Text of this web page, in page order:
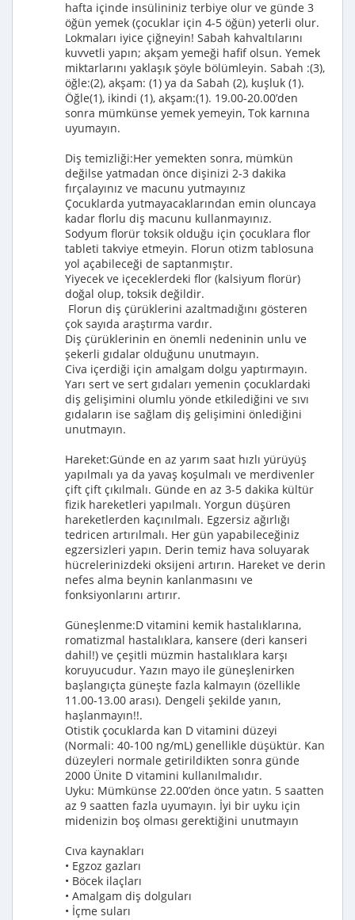
hafta içinde insülininiz terbiye olur ve günde 3
öğün yemek (çocuklar için 4-5 öğün) yeterli olur.
Lokmaları iyice çiğneyin! Sabah kahvaltılarını
kuvvetli yapın; akşam yemeği hafif olsun. Yemek
miktarlarını yaklaşık şöyle bölümleyin. Sabah :(3),
öğle:(2), akşam: (1) ya da Sabah (2), kuşluk (1).
Öğle(1), ikindi (1), akşam:(1). 19.00-20.00’den
sonra mümkünse yemek yemeyin, Tok karnına
uyumayın.
Diş temizliği:Her yemekten sonra, mümkün
değilse yatmadan önce dişinizi 2-3 dakika
fırçalayınız ve macunu yutmayınız
Çocuklarda yutmayacaklarından emin oluncaya
kadar florlu diş macunu kullanmayınız.
Sodyum florür toksik olduğu için çocuklara flor
tableti takviye etmeyin. Florun otizm tablosuna
yol açabileceği de saptanmıştır.
Yiyecek ve içeceklerdeki flor (kalsiyum florür)
doğal olup, toksik değildir.
Florun diş çürüklerini azaltmadığını gösteren
çok sayıda araştırma vardır.
Diş çürüklerinin en önemli nedeninin unlu ve
şekerli gıdalar olduğunu unutmayın.
Civa içerdiği için amalgam dolgu yaptırmayın.
Yarı sert ve sert gıdaları yemenin çocuklardaki
diş gelişimini olumlu yönde etkilediğini ve sıvı
gıdaların ise sağlam diş gelişimini önlediğini
unutmayın.
Hareket:Günde en az yarım saat hızlı yürüyüş
yapılmalı ya da yavaş koşulmalı ve merdivenler
çift çift çıkılmalı. Günde en az 3-5 dakika kültür
fizik hareketleri yapılmalı. Yorgun düşüren
hareketlerden kaçınılmalı. Egzersiz ağırlığı
tedricen artırılmalı. Her gün yapabileceğiniz
egzersizleri yapın. Derin temiz hava soluyarak
hücrelerinizdeki oksijeni artırın. Hareket ve derin
nefes alma beynin kanlanmasını ve
fonksiyonlarını artırır.
Güneşlenme:D vitamini kemik hastalıklarına,
romatizmal hastalıklara, kansere (deri kanseri
dahil!) ve çeşitli müzmin hastalıklara karşı
koruyucudur. Yazın mayo ile güneşlenirken
başlangıçta güneşte fazla kalmayın (özellikle
11.00-13.00 arası). Dengeli şekilde yanın,
haşlanmayın!!.
Otistik çocuklarda kan D vitamini düzeyi
(Normali: 40-100 ng/mL) genellikle düşüktür. Kan
düzeyleri normale getirildikten sonra günde
2000 Ünite D vitamini kullanılmalıdır.
Uyku: Mümkünse 22.00’den önce yatın. 5 saatten
az 9 saatten fazla uyumayın. İyi bir uyku için
midenizin boş olması gerektiğini unutmayın
Cıva kaynakları
• Egzoz gazları
• Böcek ilaçları
• Amalgam diş dolguları
• İçme suları